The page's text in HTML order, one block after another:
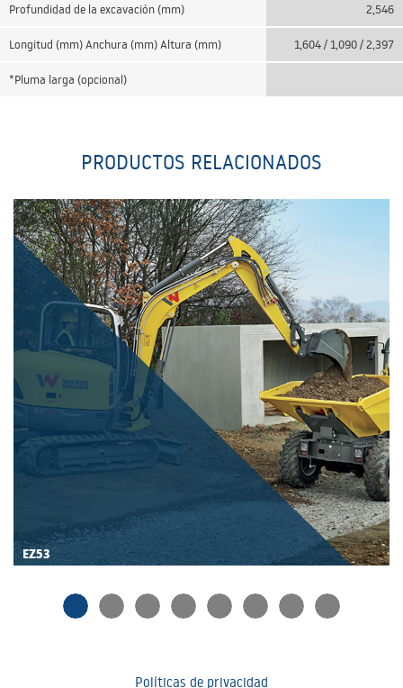
Profundidad de la excavación (mm) 2,546
Longitud (mm) Anchura (mm) Altura (mm) 1,604 / 1,090 / 2,397
*Pluma larga (opcional)
PRODUCTOS RELACIONADOS
EZ53
Políticas de privacidad